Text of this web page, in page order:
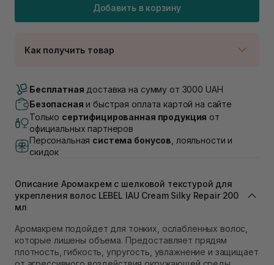
Добавить в корзину
Как получить товар
В наличии
Самовывоз г. Луцк, Винниченка 4
Самовывоз г. Львов, ул. Академика Подстригача,
1В (Duck's Lake)
Самовывоз г. Львов ул. Степана Бандеры 43
В наличии
В наличии
Самовывоз г. Ровно, ул. Кулика и Гудачека 23 (ТЦ
Экватор)
В наличии
Бесплатная доставка на сумму от 3000 UAH
Безопасная и быстрая оплата картой на сайте
Только сертифицированная продукция от
официальных партнеров
Персональная система бонусов , лояльности и
скидок
Описание Аромакрем с шелковой текстурой для
укрепления волос LEBEL IAU Cream Silky Repair 200
мл
Аромакрем подойдет для тонких, ослабленных волос,
которые лишены объема. Предоставляет прядям
плотность, гибкость, упругость, увлажнение и защищает